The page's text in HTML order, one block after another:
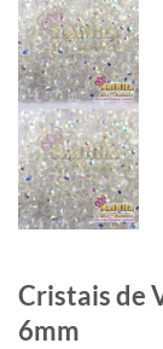
Cristais de
6mm